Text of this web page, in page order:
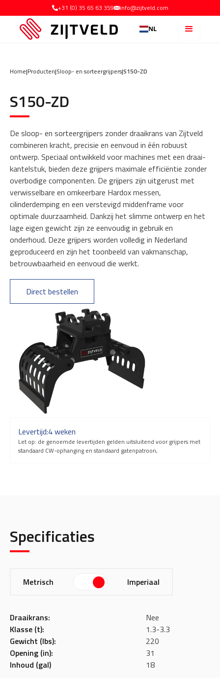
+31 (0) 35 65 63 359 info@zijtveld.com
NL
Levertijd:4 weken
Let op: de genoemde levertijden gelden uitsluitend voor grijpers met
standaard CW-ophanging en standaard gatenpatroon,
Home|Producten|Sloop- en sorteergrijpers|S150-ZD
S150-ZD
De sloop- en sorteergrijpers zonder draaikrans van Zijtveld
combineren kracht, precisie en eenvoud in één robuust
ontwerp. Speciaal ontwikkeld voor machines met een draai-
kantelstuk, bieden deze grijpers maximale efficiëntie zonder
overbodige componenten. De grijpers zijn uitgerust met
verwisselbare en omkeerbare Hardox messen,
cilinderdemping en een verstevigd middenframe voor
optimale duurzaamheid. Dankzij het slimme ontwerp en het
lage eigen gewicht zijn ze eenvoudig in gebruik en
onderhoud. Deze grijpers worden volledig in Nederland
geproduceerd en zijn het toonbeeld van vakmanschap,
betrouwbaarheid en eenvoud die werkt.
Direct bestellen
Specificaties
Metrisch Imperiaal
Draaikrans:
Klasse (t):
Gewicht (lbs):
Opening (in):
Inhoud (gal)
Nee
1.3-3.3
220
31
18